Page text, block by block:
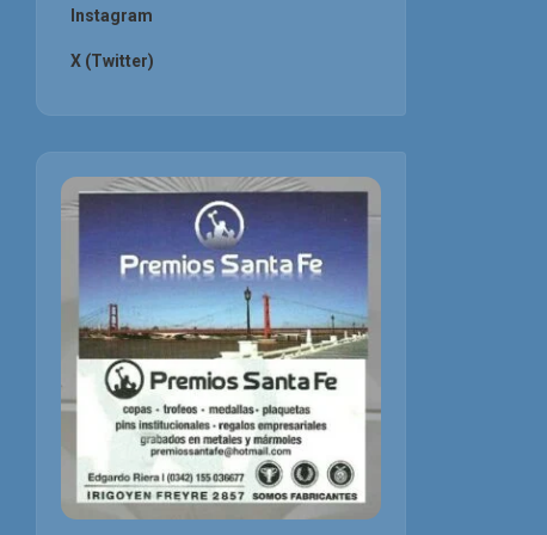
Instagram
X (Twitter)